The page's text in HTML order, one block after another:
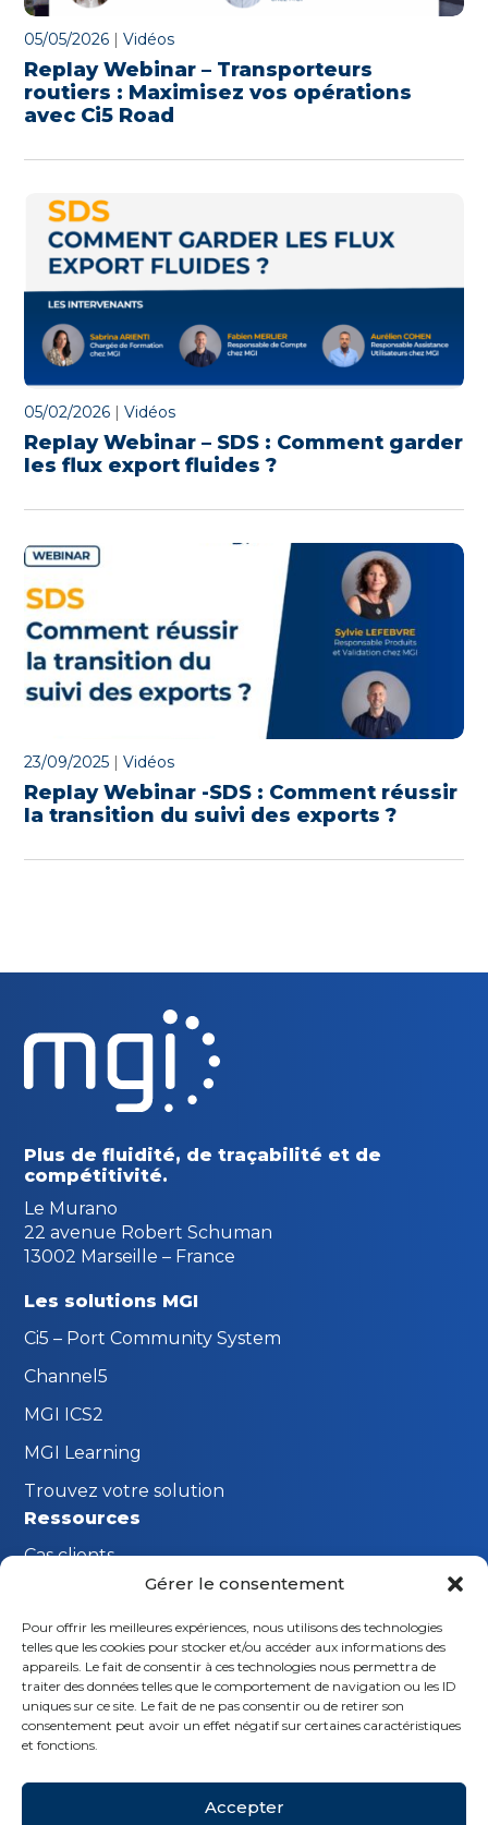
Gérer le consentement
Pour offrir les meilleures expériences, nous utilisons des technologies
telles que les cookies pour stocker et/ou accéder aux informations des
appareils. Le fait de consentir à ces technologies nous permettra de
traiter des données telles que le comportement de navigation ou les ID
uniques sur ce site. Le fait de ne pas consentir ou de retirer son
consentement peut avoir un effet négatif sur certaines caractéristiques
et fonctions.
Accepter
Replay Webinar – Transporteurs
routiers : Maximisez vos opérations
avec Ci5 Road
05/05/2026 |Vidéos
Replay Webinar – SDS : Comment garder
les flux export fluides ?
05/02/2026 |Vidéos
Replay Webinar -SDS : Comment réussir
la transition du suivi des exports ?
23/09/2025 |Vidéos
Plus de fluidité, de traçabilité et de
compétitivité.
Le Murano
22 avenue Robert Schuman
13002 Marseille – France
Les solutions MGI
Ci5 – Port Community System
Channel5
MGI ICS2
MGI Learning
Trouvez votre solution
Ressources
Cas clients
Innovations MGI
Restons en contact
Demande de démonstration
Nous contacter